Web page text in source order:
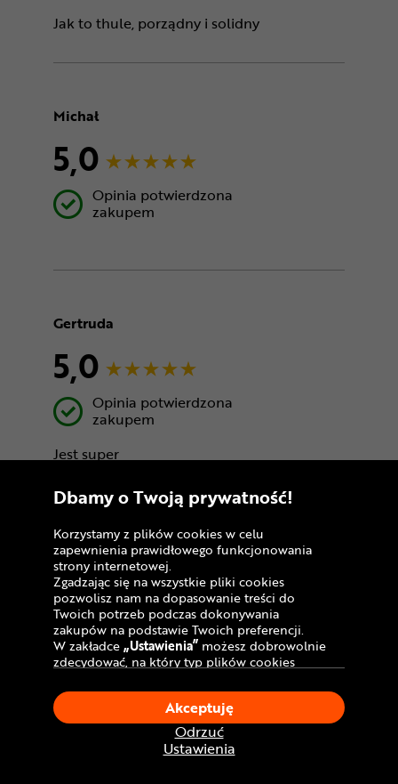
Jak to thule, porządny i solidny
Michał
5,0
Opinia potwierdzona
zakupem
Gertruda
5,0
Opinia potwierdzona
zakupem
Jest super
Łukasz
5,0
Opinia potwierdzona
zakupem
haku wisiał po 10 min. Złożenie intuicyjnie
jest bardzo proste. Nie testowałem w trasie,
bo czekam na dodatkową tablice
rejestracyjną. Ale jak będę miał, to dopisze
jak wrażenia z jazdy. Polecam zakup w
Dbamy o Twoją prywatność!
Korzystamy z plików cookies w celu
zapewnienia prawidłowego funkcjonowania
strony internetowej.
Zgadzając się na wszystkie pliki cookies
pozwolisz nam na dopasowanie treści do
Twoich potrzeb podczas dokonywania
zakupów na podstawie Twoich preferencji.
W zakładce„Ustawienia” możesz dobrowolnie
zdecydować, na który typ plików cookies
Klikając„Akceptuję”, wyrażasz zgodę na
stosowanie ciasteczek zgodnie z ustawieniami
Twojej przeglądarki.
W dowolnym momencie, możesz dokonać
zmiany swojego wyboru klikając opcję
Ustawienia
Odrzuć
Akceptuję